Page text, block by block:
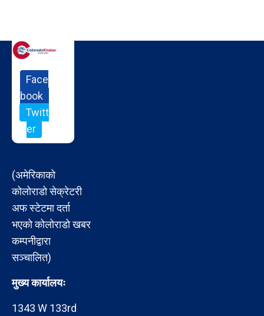
Face
book
Twitt
er
(अमेरिकाको
कोलोराडो सेक्रेटरी
अफ स्टेटमा दर्ता
भएको कोलोराडो खबर
कम्पनीद्वारा
सञ्चालित)
मुख्य कार्यालयः
1343 W 133rd